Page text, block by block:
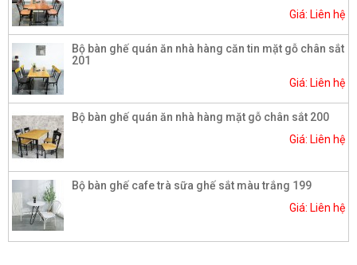
Giá: Liên hệ
Bộ bàn ghế quán ăn nhà hàng căn tin mặt gỗ chân sắt
201
Giá: Liên hệ
Bộ bàn ghế quán ăn nhà hàng mặt gỗ chân sắt 200
Giá: Liên hệ
Bộ bàn ghế cafe trà sữa ghế sắt màu trắng 199
Giá: Liên hệ